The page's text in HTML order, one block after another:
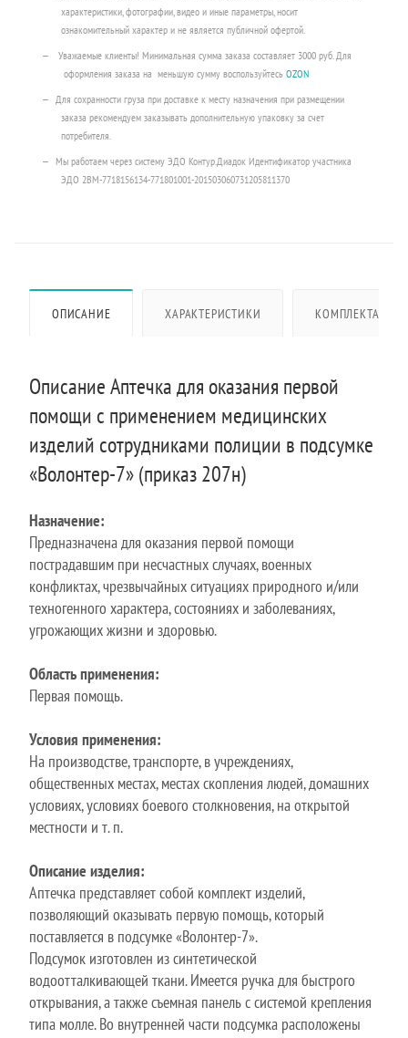
характеристики, фотографии, видео и иные параметры, носит
ознакомительный характер и не является публичной офертой.
Уважаемые клиенты! Минимальная сумма заказа составляет 3000 руб. Для
оформления заказа на меньшую сумму воспользуйтесь OZON
Для сохранности груза при доставке к месту назначения при размещении
заказа рекомендуем заказывать дополнительную упаковку за счет
потребителя.
Мы работаем через систему ЭДО Контур.Диадок Идентификатор участника
ЭДО 2BM-7718156134-771801001-201503060731205811370
ОПИСАНИЕ ХАРАКТЕРИСТИКИ КОМПЛЕКТАЦИЯ
Описание Аптечка для оказания первой
помощи с применением медицинских
изделий сотрудниками полиции в подсумке
«Волонтер-7» (приказ 207н)
Назначение:
Предназначена для оказания первой помощи
пострадавшим при несчастных случаях, военных
конфликтах, чрезвычайных ситуациях природного и/или
техногенного характера, состояниях и заболеваниях,
угрожающих жизни и здоровью.
Область применения:
Первая помощь.
Условия применения:
На производстве, транспорте, в учреждениях,
общественных местах, местах скопления людей, домашних
условиях, условиях боевого столкновения, на открытой
местности и т. п.
Описание изделия:
Аптечка представляет собой комплект изделий,
позволяющий оказывать первую помощь, который
поставляется в подсумке «Волонтер-7».
Подсумок изготовлен из синтетической
водоотталкивающей ткани. Имеется ручка для быстрого
открывания, а также съемная панель с системой крепления
типа молле. Во внутренней части подсумка расположены